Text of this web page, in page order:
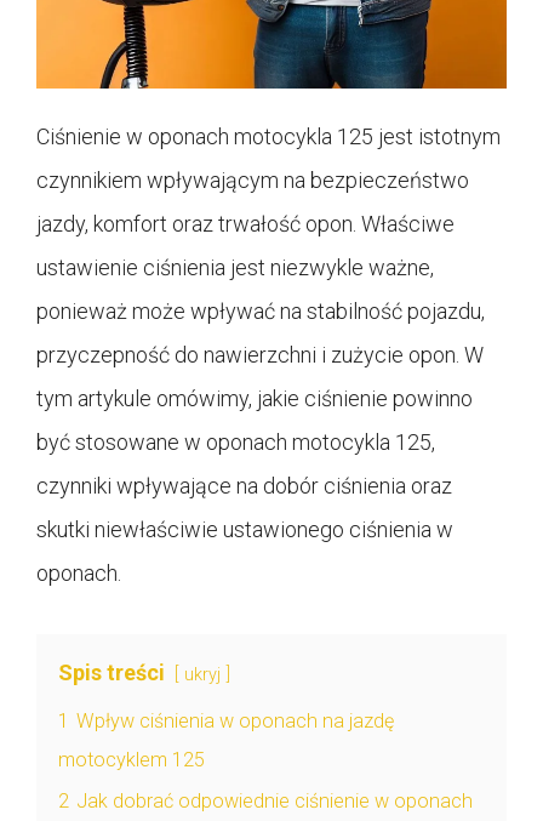
Ciśnienie w oponach motocykla 125 jest istotnym
czynnikiem wpływającym na bezpieczeństwo
jazdy, komfort oraz trwałość opon. Właściwe
ustawienie ciśnienia jest niezwykle ważne,
ponieważ może wpływać na stabilność pojazdu,
przyczepność do nawierzchni i zużycie opon. W
tym artykule omówimy, jakie ciśnienie powinno
być stosowane w oponach motocykla 125,
czynniki wpływające na dobór ciśnienia oraz
skutki niewłaściwie ustawionego ciśnienia w
oponach.
Spis treści ukryj
1 Wpływ ciśnienia w oponach na jazdę
motocyklem 125
2 Jak dobrać odpowiednie ciśnienie w oponach